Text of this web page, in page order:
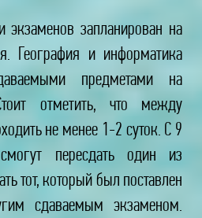
экзаменов запланирован на
География и информатика
предметами на
отметить, что между
не менее 1-2 суток. С 9
пересдать один из
тот, который был поставлен
сдаваемым экзаменом.